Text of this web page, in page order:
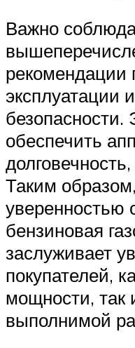
Важно
рекомендации
эксплуатации
обеспечить
Таким
уверенностью
бензиновая
заслуживает
покупателей,
мощности, так
выполнимой